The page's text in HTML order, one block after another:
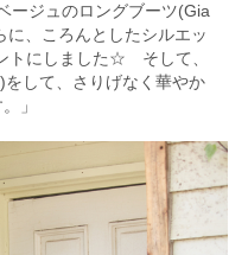
ージュのロングブーツ(Gia
、ころんとしたシルエッ
トにしました☆ そして、
して、さりげなく華やか
」